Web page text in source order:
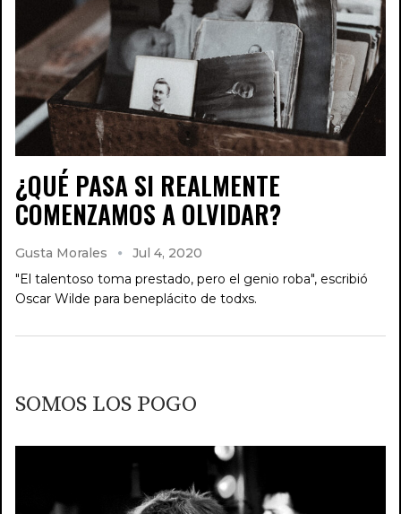
¿QUÉ PASA SI REALMENTE
COMENZAMOS A OLVIDAR?
Gusta Morales
Jul 4, 2020
"El talentoso toma prestado, pero el genio roba", escribió
Oscar Wilde para beneplácito de todxs.
SOMOS LOS POGO